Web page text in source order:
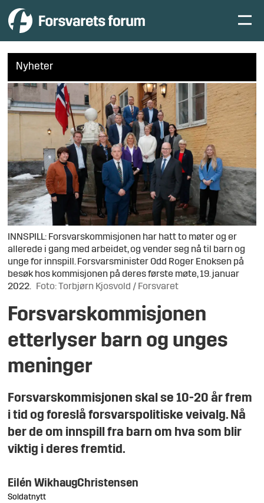
Nyheter
INNSPILL: Forsvarskommisjonen har hatt to møter og er
allerede i gang med arbeidet, og vender seg nå til barn og
unge for innspill. Forsvarsminister Odd Roger Enoksen på
besøk hos kommisjonen på deres første møte, 19. januar
2022.
Foto: Torbjørn Kjosvold / Forsvaret
Forsvarskommisjonen
etterlyser barn og unges
meninger
Forsvarskommisjonen skal se 10-20 år frem
i tid og foreslå forsvarspolitiske veivalg. Nå
ber de om innspill fra barn om hva som blir
viktig i deres fremtid.
Eilén Wikhaug Christensen
Soldatnytt